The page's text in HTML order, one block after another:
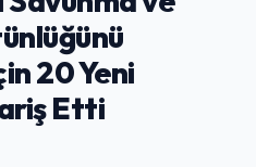
20 Yeni
Etti